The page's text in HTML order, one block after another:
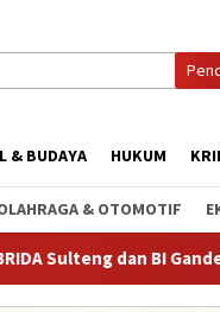
& BUDAYA HUKUM
& OTOMOTIF
BI Gandeng